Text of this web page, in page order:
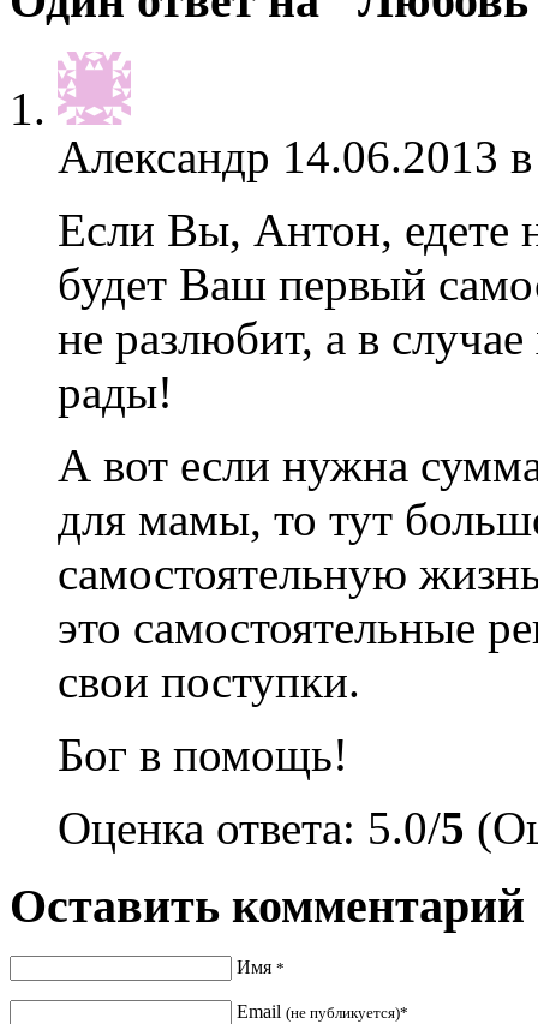
Александр 14.06.2013
Если Вы, Антон, едете
будет Ваш первый
не разлюбит, а в
рады!
А вот если нужна
для мамы, то тут
самостоятельную
это самостоятельные
свои поступки.
Бог в помощь!
Оценка ответа: 5.0/5
Оставить комментарий
Имя *
Email (не публикуется)*